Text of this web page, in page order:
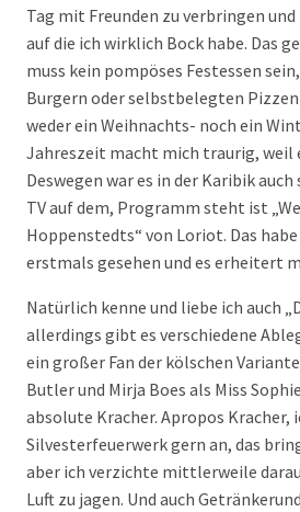
Tag mit Freunden zu verbringen
auf die ich wirklich Bock habe. Das
muss kein pompöses Festessen
Burgern oder selbstbelegten
weder ein Weihnachts- noch ein
Jahreszeit macht mich traurig, weil
Deswegen war es in der Karibik
TV auf dem, Programm steht ist
Hoppenstedts“ von Loriot. Das
erstmals gesehen und es erheitert
Natürlich kenne und liebe ich auch
allerdings gibt es verschiedene
ein großer Fan der kölschen
Butler und Mirja Boes als Miss
absolute Kracher. Apropos Kracher,
Silvesterfeuerwerk gern an, das
aber ich verzichte mittlerweile
Luft zu jagen. Und auch